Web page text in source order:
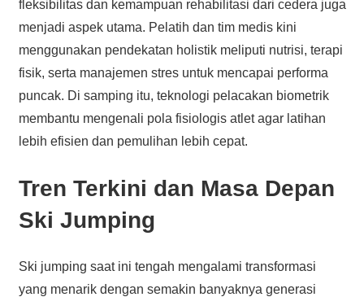
fleksibilitas dan kemampuan rehabilitasi dari cedera juga
menjadi aspek utama. Pelatih dan tim medis kini
menggunakan pendekatan holistik meliputi nutrisi, terapi
fisik, serta manajemen stres untuk mencapai performa
puncak. Di samping itu, teknologi pelacakan biometrik
membantu mengenali pola fisiologis atlet agar latihan
lebih efisien dan pemulihan lebih cepat.
Tren Terkini dan Masa Depan
Ski Jumping
Ski jumping saat ini tengah mengalami transformasi
yang menarik dengan semakin banyaknya generasi